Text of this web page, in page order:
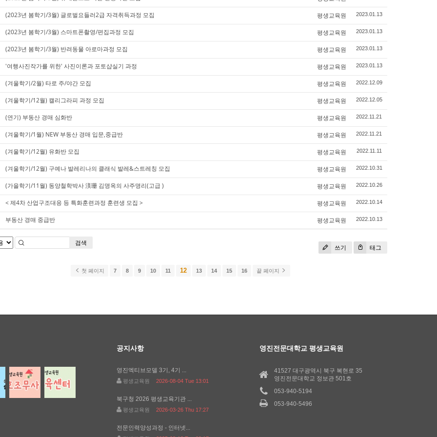
(2023년 봄학기/3월) 글로벌요들러2급 자격취득과정 모집 평생교육원 2023.01.13
(2023년 봄학기/3월) 스마트폰촬영/편집과정 모집 평생교육원 2023.01.13
(2023년 봄학기/3월) 반려동물 아로마과정 모집 평생교육원 2023.01.13
'여행사진작가를 위한' 사진이론과 포토샵실기 과정 평생교육원 2023.01.13
(겨울학기/2월) 타로 주/야간 모집 평생교육원 2022.12.09
(겨울학기/12월) 캘리그라피 과정 모집 평생교육원 2022.12.05
(연기) 부동산 경매 심화반 평생교육원 2022.11.21
(겨울학기/1월) NEW 부동산 경매 입문,중급반 평생교육원 2022.11.21
(겨울학기/12월) 유화반 모집 평생교육원 2022.11.11
(겨울학기/12월) 구예나 발레리나의 클래식 발레&스트레칭 모집 평생교육원 2022.10.31
(가을학기/11월) 동양철학박사 渼珊 김명옥의 사주명리(고급 ) 평생교육원 2022.10.26
< 제4차 산업구조대응 등 특화훈련과정 훈련생 모집 > 평생교육원 2022.10.14
부동산 경매 중급반 평생교육원 2022.10.13
쓰기 태그
검색
첫 페이지 7 8 9 10 11 12 13 14 15 16 끝 페이지
공지사항
영진엑티브모델 3기, 4기 ...
평생교육원 2026-08-04 Tue 13:01
북구청 2026 평생교육기관 ...
평생교육원 2026-03-26 Thu 17:27
전문인력양성과정 - 인터넷...
영진전문대학교 평생교육원
41527 대구광역시 북구 복현로 35
영진전문대학교 정보관 501호
053-940-5194
053-940-5496